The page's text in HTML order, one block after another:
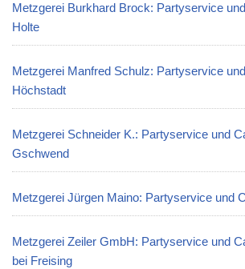
Metzgerei Burkhard Brock: Partyservice
Holte
Metzgerei Manfred Schulz: Partyservice
Höchstadt
Metzgerei Schneider K.: Partyservice und
Gschwend
Metzgerei Jürgen Maino: Partyservice und
Metzgerei Zeiler GmbH: Partyservice und
bei Freising